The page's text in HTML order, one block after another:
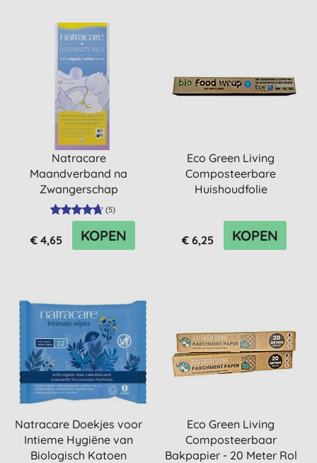
Natracare
Maandverband na
Zwangerschap
(5)
€ 4,65 KOPEN
Eco Green Living
Composteerbare
Huishoudfolie
€ 6,25 KOPEN
Natracare Doekjes voor
Intieme Hygiëne van
Biologisch Katoen
Eco Green Living
Composteerbaar
Bakpapier - 20 Meter Rol